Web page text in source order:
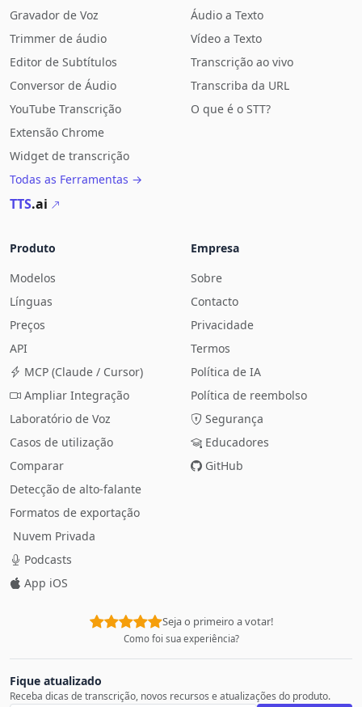
Gravador de Voz
Trimmer de áudio
Editor de Subtítulos
Conversor de Áudio
YouTube Transcrição
Extensão Chrome
Widget de transcrição
Todas as Ferramentas →
TTS.ai
Áudio a Texto
Vídeo a Texto
Transcrição ao vivo
Transcriba da URL
O que é o STT?
Produto
Modelos
Línguas
Preços
API
MCP (Claude / Cursor)
Ampliar Integração
Laboratório de Voz
Casos de utilização
Comparar
Detecção de alto-falante
Formatos de exportação
Nuvem Privada
Podcasts
App iOS
Empresa
Sobre
Contacto
Privacidade
Termos
Política de IA
Política de reembolso
Segurança
Educadores
GitHub
Seja o primeiro a votar!
Como foi sua experiência?
Fique atualizado
Receba dicas de transcrição, novos recursos e atualizações do produto.